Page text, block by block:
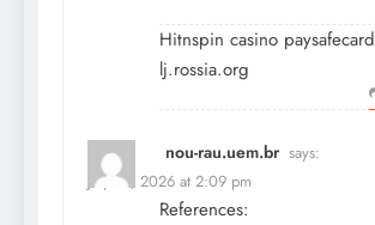
Hitnspin casino paysafecard
lj.rossia.org
nou-rau.uem.br says:
July 13, 2026 at 2:09 pm
References: